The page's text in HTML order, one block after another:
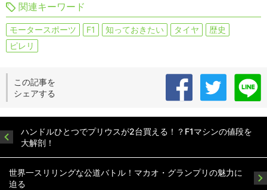
関連キーワード
モータースポーツ F1 知っておきたい タイヤ
歴史
ピレリ
この記事を
シェアする
ハンドルひとつでプリウスが2台買える！？F1マシンの値段を
大解剖！
世界一スリリングな公道バトル！マカオ・グランプリの魅力に
迫る